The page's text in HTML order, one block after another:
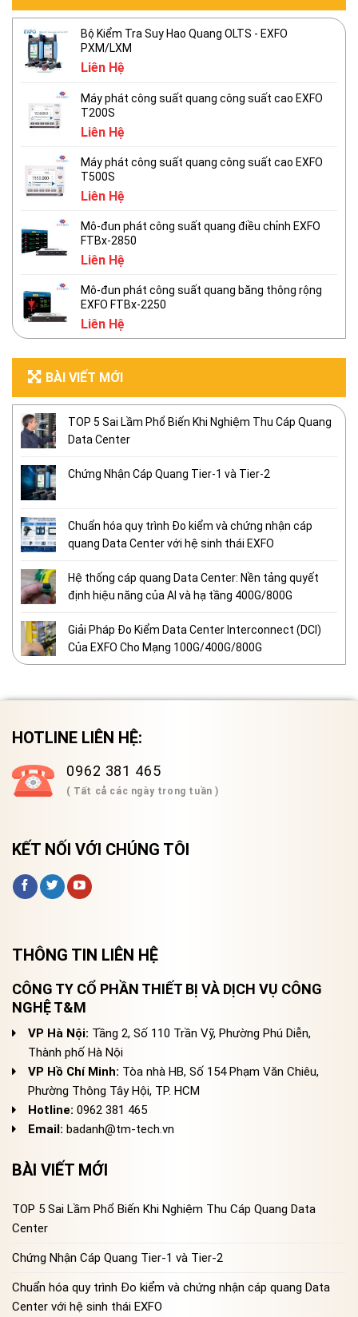
Bộ Kiểm Tra Suy Hao Quang OLTS - EXFO
PXM/LXM
Liên Hệ
Máy phát công suất quang công suất cao EXFO
T200S
Liên Hệ
Máy phát công suất quang công suất cao EXFO
T500S
Liên Hệ
Mô-đun phát công suất quang điều chỉnh EXFO
FTBx-2850
Liên Hệ
Mô-đun phát công suất quang băng thông rộng
EXFO FTBx-2250
Liên Hệ
BÀI VIẾT MỚI
TOP 5 Sai Lầm Phổ Biến Khi Nghiệm Thu Cáp Quang
Data Center
Chứng Nhận Cáp Quang Tier-1 và Tier-2
Chuẩn hóa quy trình Đo kiểm và chứng nhận cáp
quang Data Center với hệ sinh thái EXFO
Hệ thống cáp quang Data Center: Nền tảng quyết
định hiệu năng của AI và hạ tầng 400G/800G
Giải Pháp Đo Kiểm Data Center Interconnect (DCI)
Của EXFO Cho Mạng 100G/400G/800G
HOTLINE LIÊN HỆ:
0962 381 465
( Tất cả các ngày trong tuần )
KẾT NỐI VỚI CHÚNG TÔI
THÔNG TIN LIÊN HỆ
CÔNG TY CỔ PHẦN THIẾT BỊ VÀ DỊCH VỤ CÔNG
NGHỆ T&M
VP Hà Nội: Tầng 2, Số 110 Trần Vỹ, Phường Phú Diễn,
Thành phố Hà Nội
VP Hồ Chí Minh: Tòa nhà HB, Số 154 Phạm Văn Chiêu,
Phường Thông Tây Hội, TP. HCM
Hotline: 0962 381 465
Email: badanh@tm-tech.vn
BÀI VIẾT MỚI
TOP 5 Sai Lầm Phổ Biến Khi Nghiệm Thu Cáp Quang Data
Center
Chứng Nhận Cáp Quang Tier-1 và Tier-2
Chuẩn hóa quy trình Đo kiểm và chứng nhận cáp quang Data
Center với hệ sinh thái EXFO